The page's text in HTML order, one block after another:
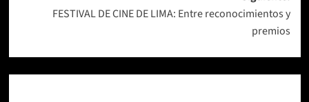
entradas
FESTIVAL DE CINE DE LIMA: Entre reconocimientos y
premios